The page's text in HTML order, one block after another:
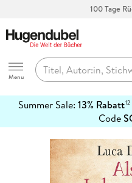
Abholung in
Hugendubel
Menu
Summer Sale: 13% Rabatt12
Code
erfahren